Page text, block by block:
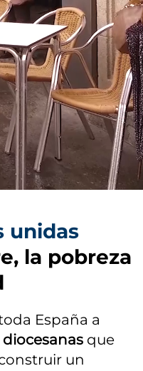
unidas
la pobreza
España a
que
un